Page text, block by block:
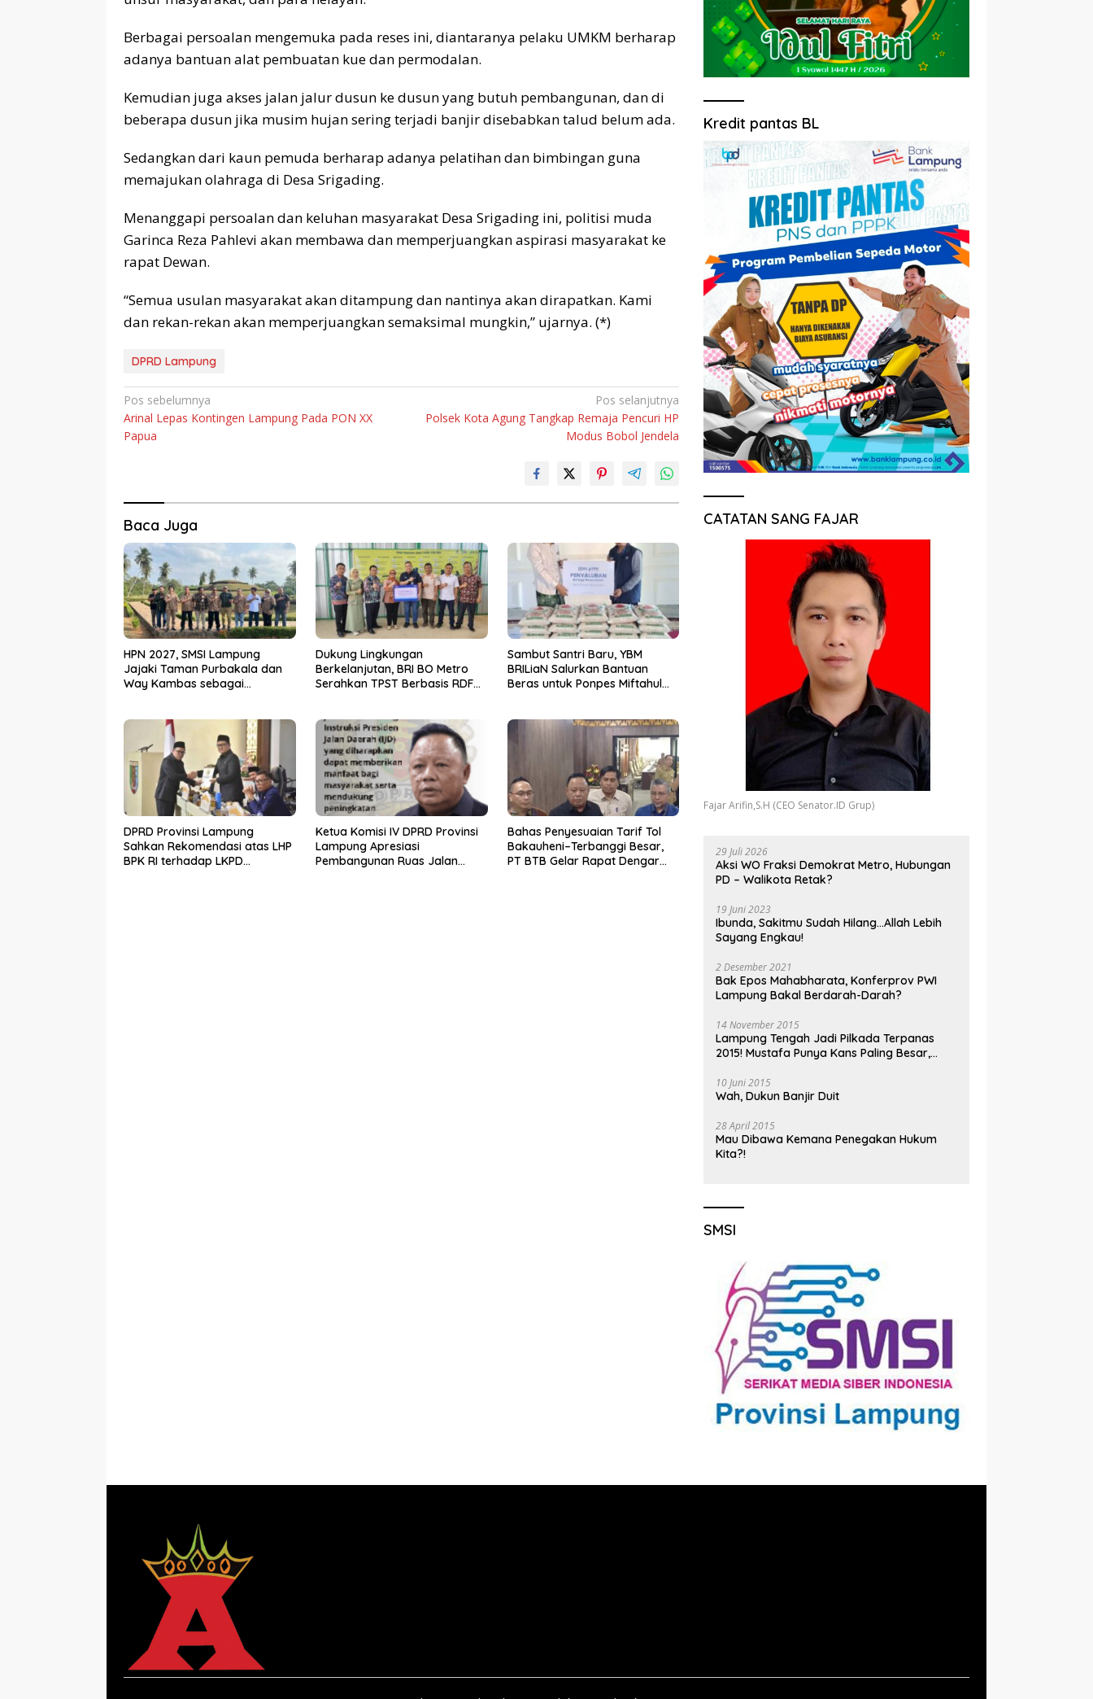
Berbagai persoalan mengemuka pada reses ini, diantaranya pelaku UMKM berharap
adanya bantuan alat pembuatan kue dan permodalan.
Kemudian juga akses jalan jalur dusun ke dusun yang butuh pembangunan, dan di
beberapa dusun jika musim hujan sering terjadi banjir disebabkan talud belum ada.
Sedangkan dari kaun pemuda berharap adanya pelatihan dan bimbingan guna
memajukan olahraga di Desa Srigading.
Menanggapi persoalan dan keluhan masyarakat Desa Srigading ini, politisi muda
Garinca Reza Pahlevi akan membawa dan memperjuangkan aspirasi masyarakat ke
rapat Dewan.
“Semua usulan masyarakat akan ditampung dan nantinya akan dirapatkan. Kami
dan rekan-rekan akan memperjuangkan semaksimal mungkin,” ujarnya. (*)
DPRD Lampung
Navigasi
pos
Pos sebelumnya
Arinal Lepas Kontingen Lampung Pada PON XX
Papua
Pos selanjutnya
Polsek Kota Agung Tangkap Remaja Pencuri HP
Modus Bobol Jendela
Baca Juga
HPN 2027, SMSI Lampung
Jajaki Taman Purbakala dan
Way Kambas sebagai
Dukung Lingkungan
Berkelanjutan, BRI BO Metro
Serahkan TPST Berbasis RDF
Sambut Santri Baru, YBM
BRILiaN Salurkan Bantuan
Beras untuk Ponpes Miftahul
DPRD Provinsi Lampung
Sahkan Rekomendasi atas LHP
BPK RI terhadap LKPD
Ketua Komisi IV DPRD Provinsi
Lampung Apresiasi
Pembangunan Ruas Jalan
Bahas Penyesuaian Tarif Tol
Bakauheni–Terbanggi Besar,
PT BTB Gelar Rapat Dengar
Kredit pantas BL
CATATAN SANG FAJAR
Fajar Arifin,S.H (CEO Senator.ID Grup)
29 Juli 2026
Aksi WO Fraksi Demokrat Metro, Hubungan
PD – Walikota Retak?
19 Juni 2023
Ibunda, Sakitmu Sudah Hilang…Allah Lebih
Sayang Engkau!
2 Desember 2021
Bak Epos Mahabharata, Konferprov PWI
Lampung Bakal Berdarah-Darah?
14 November 2015
Lampung Tengah Jadi Pilkada Terpanas
2015! Mustafa Punya Kans Paling Besar,
10 Juni 2015
Wah, Dukun Banjir Duit
28 April 2015
Mau Dibawa Kemana Penegakan Hukum
Kita?!
SMSI